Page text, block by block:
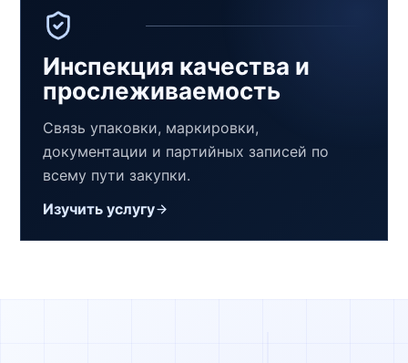
Инспекция качества и
прослеживаемость
Связь упаковки, маркировки,
документации и партийных записей по
всему пути закупки.
Изучить услугу